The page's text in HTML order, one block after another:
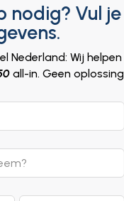
nodig? Vul je
Nederland: Wij helpen
all-in. Geen oplossing